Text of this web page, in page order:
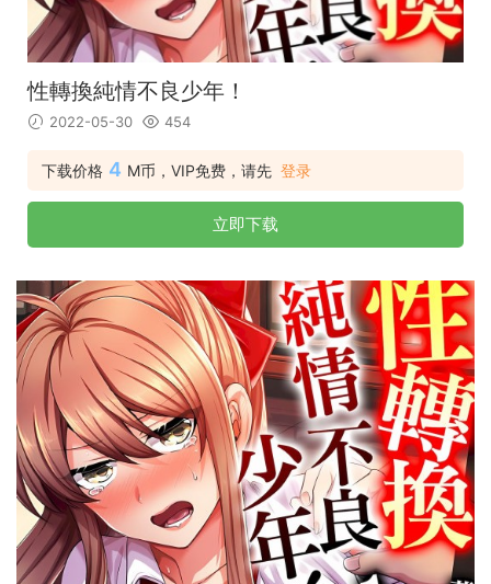
性轉換純情不良少年！
2022-05-30 454
下载价格 4 M币，VIP免费，请先 登录
立即下载